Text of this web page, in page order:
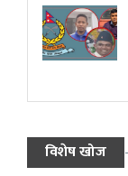
विशेष खोज